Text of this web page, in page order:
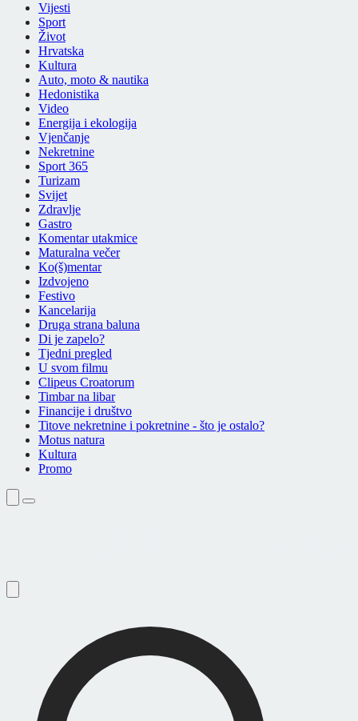
Vijesti
Sport
Život
Hrvatska
Kultura
Auto, moto & nautika
Hedonistika
Video
Energija i ekologija
Vjenčanje
Nekretnine
Sport 365
Turizam
Svijet
Zdravlje
Gastro
Komentar utakmice
Maturalna večer
Ko(š)mentar
Izdvojeno
Festivo
Kancelarija
Druga strana baluna
Di je zapelo?
Tjedni pregled
U svom filmu
Clipeus Croatorum
Timbar na libar
Financije i društvo
Titove nekretnine i pokretnine - što je ostalo?
Motus natura
Kultura
Promo